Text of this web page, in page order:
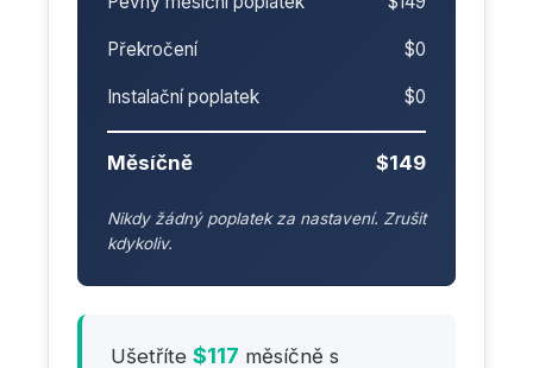
Překročení $0
Instalační poplatek $0
Měsíčně $149
Nikdy žádný poplatek za nastavení. Zrušit
kdykoliv.
Ušetříte $117 měsíčně s